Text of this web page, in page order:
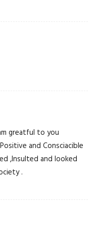
greatful to you
and Consciacible
,Insulted and looked
.